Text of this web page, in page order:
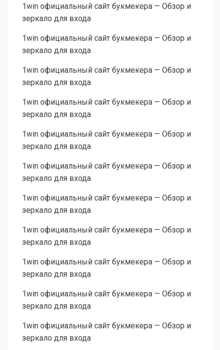
1win официальный сайт букмекера — Обзор и
зеркало для входа
1win официальный сайт букмекера — Обзор и
зеркало для входа
1win официальный сайт букмекера — Обзор и
зеркало для входа
1win официальный сайт букмекера — Обзор и
зеркало для входа
1win официальный сайт букмекера — Обзор и
зеркало для входа
1win официальный сайт букмекера — Обзор и
зеркало для входа
1win официальный сайт букмекера — Обзор и
зеркало для входа
1win официальный сайт букмекера — Обзор и
зеркало для входа
1win официальный сайт букмекера — Обзор и
зеркало для входа
1win официальный сайт букмекера — Обзор и
зеркало для входа
1win официальный сайт букмекера — Обзор и
зеркало для входа